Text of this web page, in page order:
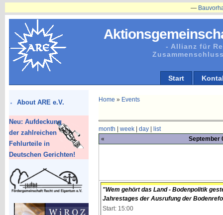
- Allianz für
Start
About ARE e.V.
Neu: Aufdeckung
der zahlreichen
Fehlurteile in
Deutschen Gerichten!
Bauvorhaben
Home » Events
month week| day|
list
«
September
"Wem gehört das Land - Bodenpolitik
Jahrestages der Ausrufung der
Start: 15:00